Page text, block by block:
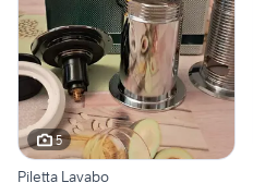
5
Piletta Lavabo